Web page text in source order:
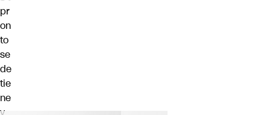
pr
on
to
se
de
tie
ne
y